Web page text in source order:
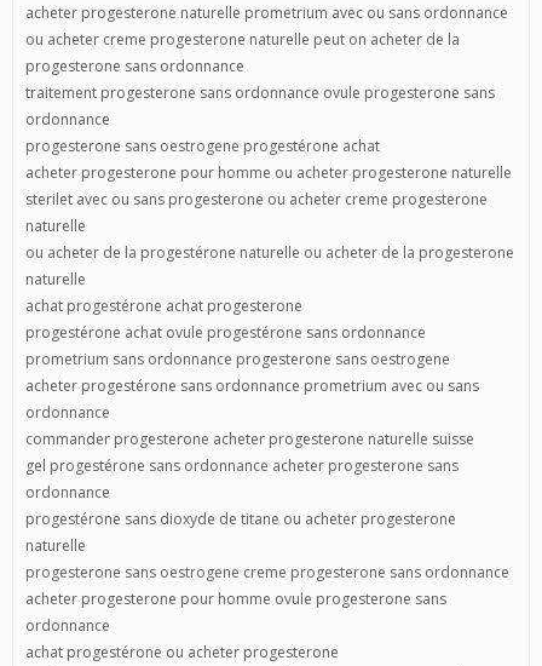
acheter progesterone naturelle prometrium avec ou sans ordonnance
ou acheter creme progesterone naturelle peut on acheter de la
progesterone sans ordonnance
traitement progesterone sans ordonnance ovule progesterone sans
ordonnance
progesterone sans oestrogene progestérone achat
acheter progesterone pour homme ou acheter progesterone naturelle
sterilet avec ou sans progesterone ou acheter creme progesterone
naturelle
ou acheter de la progestérone naturelle ou acheter de la progesterone
naturelle
achat progestérone achat progesterone
progestérone achat ovule progestérone sans ordonnance
prometrium sans ordonnance progesterone sans oestrogene
acheter progestérone sans ordonnance prometrium avec ou sans
ordonnance
commander progesterone acheter progesterone naturelle suisse
gel progestérone sans ordonnance acheter progesterone sans
ordonnance
progestérone sans dioxyde de titane ou acheter progesterone
naturelle
progesterone sans oestrogene creme progesterone sans ordonnance
acheter progesterone pour homme ovule progesterone sans
ordonnance
achat progestérone ou acheter progesterone